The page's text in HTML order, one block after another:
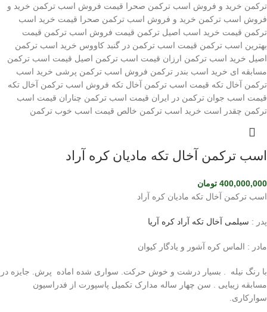
اسب ترکمن آخال تکه مادیان کره آراد
400,000,000 تومان
اسب ترکمن آخال تکه مادیان کره آراد
پدر : سیلمی آخال تکه آراد کره آریا
مادر : الماس کره آشور و یادگار کیوان
با رنگ نیله . بسیار درشت و خوش حرکت. سواری شده اماده پرش. جایزه در
مسابقه زیبایی . سن چهار ساله مدارک تکمیل پاسپورت از فدراسیون
سوارکاری.